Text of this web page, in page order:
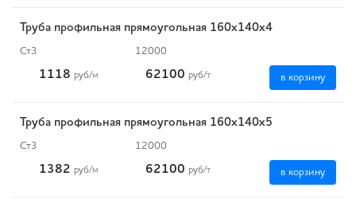
Труба профильная прямоугольная 160х140х4
Ст3 12000
1118 руб/м 62100 руб/т в корзину
Труба профильная прямоугольная 160х140х5
Ст3 12000
1382 руб/м 62100 руб/т в корзину